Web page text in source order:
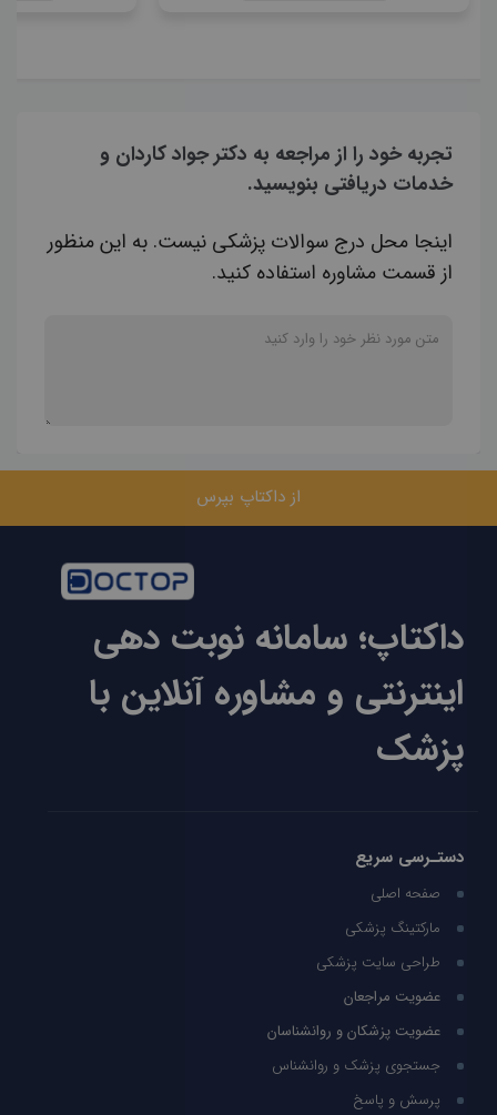
تجربه خود را از مراجعه به دکتر جواد کاردان و
خدمات دریافتی بنویسید.
اینجا محل درج سوالات پزشکی نیست. به این منظور
از قسمت مشاوره استفاده کنید.
از داکتاپ بپرس
داکتاپ؛ سامانه نوبت دهی
اینترنتی و مشاوره آنلاین با
پزشک
دستـرسی سریع
صفحه اصلی
مارکتینگ پزشکی
طراحی سایت پزشکی
عضویت مراجعان
عضویت پزشکان و روانشناسان
جستجوی پزشک و روانشناس
پرسش و پاسخ